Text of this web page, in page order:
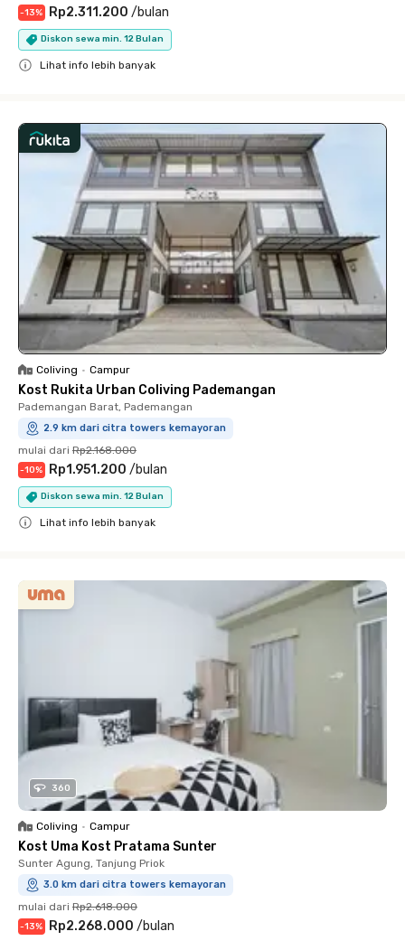
-13% Rp2.311.200 /bulan
Diskon sewa min. 12 Bulan
Lihat info lebih banyak
Coliving • Campur
Kost Rukita Urban Coliving Pademangan
Pademangan Barat, Pademangan
2.9 km dari citra towers kemayoran
mulai dari Rp2.168.000
-10% Rp1.951.200 /bulan
Diskon sewa min. 12 Bulan
Lihat info lebih banyak
360
Coliving • Campur
Kost Uma Kost Pratama Sunter
Sunter Agung, Tanjung Priok
3.0 km dari citra towers kemayoran
mulai dari Rp2.618.000
-13% Rp2.268.000 /bulan